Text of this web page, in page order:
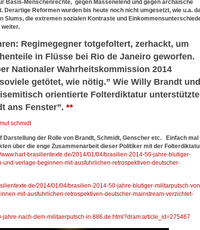
Basis-Menschenrechte, gegen Massenelend und gegen archaische
Reformen wurden bis heute noch nicht umgesetzt, wie u.a.
Slums, die extremen sozialen Kontraste und
Regimegegner totgefoltert, zerhackt, um
in Flüsse bei Rio de Janeiro geworfen.
Nationaler Wahrheitskommission 2014
getötet, wie nötig.” Wie Willy Brandt und
orientierte Folterdiktatur
ans Fenster”. **
schmidt
der Rolle von Brandt, Schmidt, Genscher etc.
Einfach mal
über die enge Zusammenarbeit dieser Politiker mit der
www.hart-brasilientexte.de/2014/01/04/brasilien-2014-50-jahre-blutiger-
verlage-beginnen-mit-ausfuhrlichen-retrospektiven-deutscher-
2014/01/04/brasilien-2014-50-jahre-blutiger-militarputsch-
mit-ausfuhrlichen-retrospektiven-deutscher-mainstream-verzichtet-
nach-dem-militaerputsch-in.886.de.html?dram:article_id=275467